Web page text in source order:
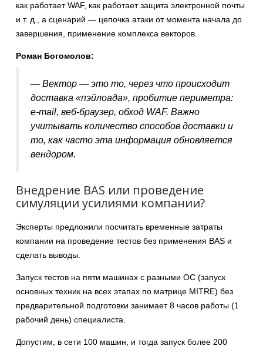
как работает WAF, как работает защита электронной почты
и т. д., а сценарий — цепочка атаки от момента начала до
завершения, применение комплекса векторов.
Роман Богомолов:
— Вектор — это то, через что происходит
доставка «пэйлоада», пробитие периметра:
e-mail, веб-браузер, обход WAF. Важно
учитывать количество способов доставки и
то, как часто эта информация обновляется
вендором.
Внедрение BAS или проведение
симуляции усилиями компании?
Эксперты предложили посчитать временные затраты
компании на проведение тестов без применения BAS и
сделать выводы.
Запуск тестов на пяти машинах с разными ОС (запуск
основных техник на всех этапах по матрице MITRE) без
предварительной подготовки занимает 8 часов работы (1
рабочий день) специалиста.
Допустим, в сети 100 машин, и тогда запуск более 200